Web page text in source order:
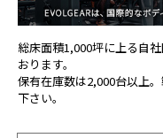
総床面積1,000坪に上る自
おります。
保有在庫数は2,000台以上
下さい。